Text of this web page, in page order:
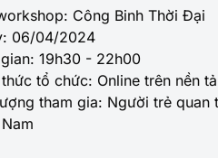
Công Binh Thời Đại
06/04/2024
19h30 - 22h00
thức tổ chức: Online trên nền
tham gia: Người trẻ